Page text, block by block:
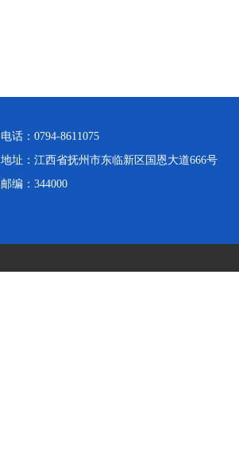
电话：0794-8611075
地址：江西省抚州市东临新区国恩大道666号
邮编：344000